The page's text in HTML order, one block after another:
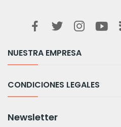
NUESTRA EMPRESA
CONDICIONES LEGALES
Newsletter